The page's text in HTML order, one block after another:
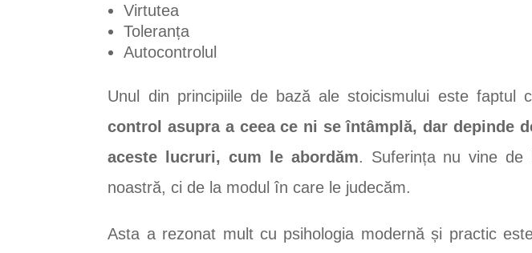
Virtutea
Toleranța
Autocontrolul
Unul din principiile de bază ale stoicismului este faptul
control asupra a ceea ce ni se întâmplă, dar depinde
aceste lucruri, cum le abordăm. Suferința nu vine de
noastră, ci de la modul în care le judecăm.
Asta a rezonat mult cu psihologia modernă și practic